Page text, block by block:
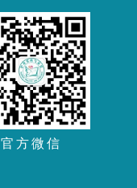
官方微信